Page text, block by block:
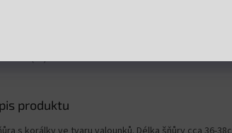
(16) Diskuze
produktu